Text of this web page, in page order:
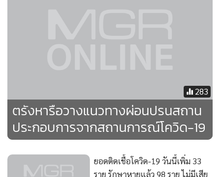
ตรังหารือวางแนวทางผ่อนปรนสถาน
ประกอบการจากสถานการณ์โควิด-19
ราย รักษาหายแล้ว 98 ราย ไม่มีเสีย